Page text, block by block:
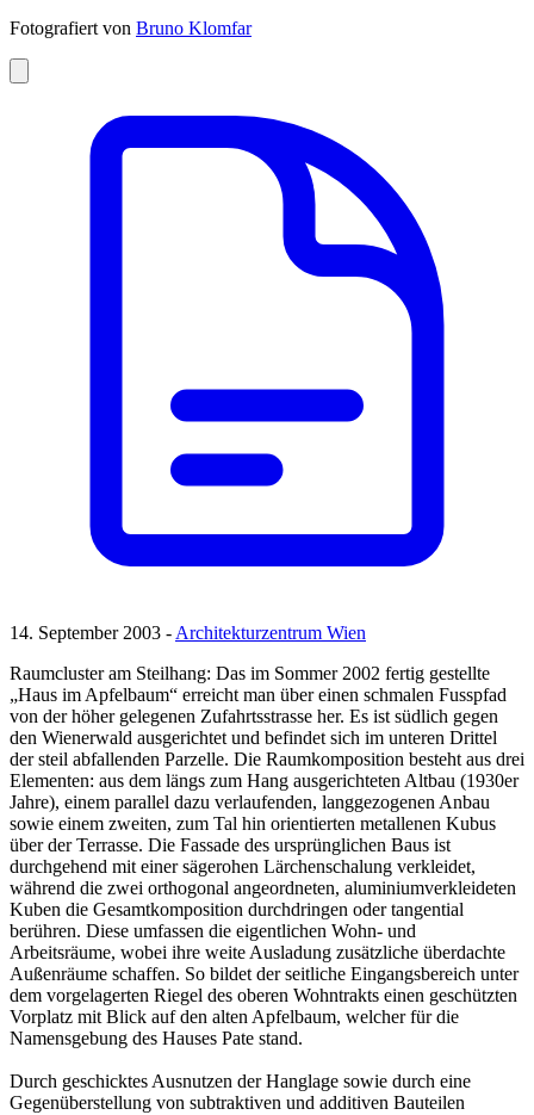
Fotografiert von Bruno Klomfar
14. September 2003 -Architekturzentrum Wien
Raumcluster am Steilhang: Das im Sommer 2002 fertig gestellte
„Haus im Apfelbaum“ erreicht man über einen schmalen Fusspfad
von der höher gelegenen Zufahrtsstrasse her. Es ist südlich gegen
den Wienerwald ausgerichtet und befindet sich im unteren Drittel
der steil abfallenden Parzelle. Die Raumkomposition besteht aus drei
Elementen: aus dem längs zum Hang ausgerichteten Altbau (1930er
Jahre), einem parallel dazu verlaufenden, langgezogenen Anbau
sowie einem zweiten, zum Tal hin orientierten metallenen Kubus
über der Terrasse. Die Fassade des ursprünglichen Baus ist
durchgehend mit einer sägerohen Lärchenschalung verkleidet,
während die zwei orthogonal angeordneten, aluminiumverkleideten
Kuben die Gesamtkomposition durchdringen oder tangential
berühren. Diese umfassen die eigentlichen Wohn- und
Arbeitsräume, wobei ihre weite Ausladung zusätzliche überdachte
Außenräume schaffen. So bildet der seitliche Eingangsbereich unter
dem vorgelagerten Riegel des oberen Wohntrakts einen geschützten
Vorplatz mit Blick auf den alten Apfelbaum, welcher für die
Namensgebung des Hauses Pate stand.
Durch geschicktes Ausnutzen der Hanglage sowie durch eine
Gegenüberstellung von subtraktiven und additiven Bauteilen